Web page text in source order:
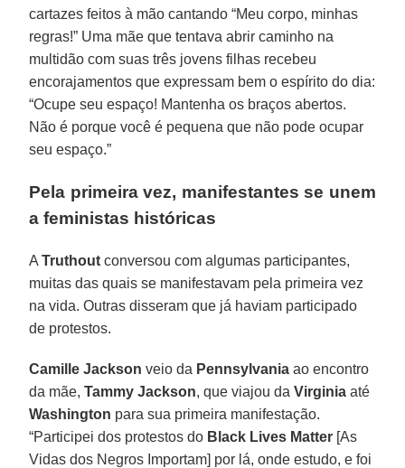
cartazes feitos à mão cantando “Meu corpo, minhas
regras!” Uma mãe que tentava abrir caminho na
multidão com suas três jovens filhas recebeu
encorajamentos que expressam bem o espírito do dia:
“Ocupe seu espaço! Mantenha os braços abertos.
Não é porque você é pequena que não pode ocupar
seu espaço.”
Pela primeira vez, manifestantes se unem
a feministas históricas
ATruthout conversou com algumas participantes,
muitas das quais se manifestavam pela primeira vez
na vida. Outras disseram que já haviam participado
de protestos.
Camille Jackson veio da Pennsylvania ao encontro
da mãe,Tammy Jackson, que viajou daVirginia até
Washington para sua primeira manifestação.
“Participei dos protestos do Black Lives Matter [As
Vidas dos Negros Importam] por lá, onde estudo, e foi